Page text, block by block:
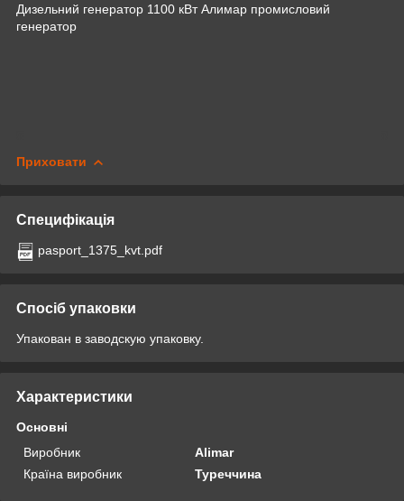
Дизельний генератор 1100 кВт Алимар промисловий
генератор
Приховати
Специфікація
pasport_1375_kvt.pdf
Спосіб упаковки
Упакован в заводскую упаковку.
Характеристики
Основні
Виробник
Alimar
Країна виробник
Туреччина